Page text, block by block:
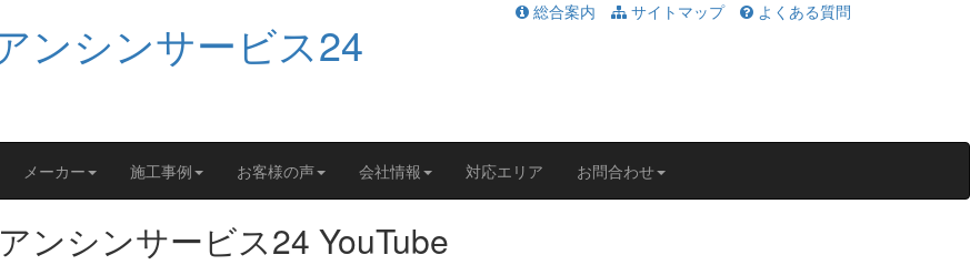
総合案内 サイトマップ よくある質問
メーカー 施工事例 お客様の声 会社情報 対応エリア お問合わせ
アンシンサービス24 YouTube